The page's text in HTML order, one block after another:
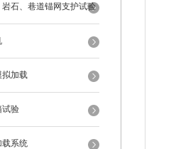
岩石、巷道锚网支护试验
拟加载
试验
载系统